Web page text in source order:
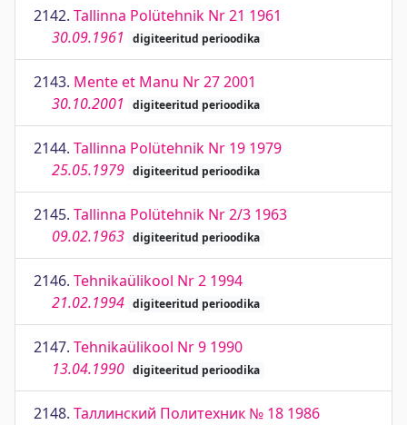
2142. Tallinna Polütehnik Nr 21 1961
30.09.1961
digiteeritud perioodika
2143. Mente et Manu Nr 27 2001
30.10.2001
digiteeritud perioodika
2144. Tallinna Polütehnik Nr 19 1979
25.05.1979 digiteeritud perioodika
2145. Tallinna Polütehnik Nr 2/3 1963
09.02.1963 digiteeritud perioodika
2146. Tehnikaülikool Nr 2 1994
21.02.1994 digiteeritud perioodika
2147. Tehnikaülikool Nr 9 1990
13.04.1990 digiteeritud perioodika
2148. Таллинский Политехник № 18 1986